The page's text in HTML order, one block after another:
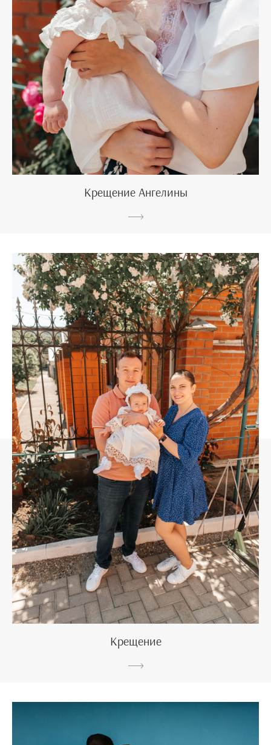
Крещение Ангелины
Крещение